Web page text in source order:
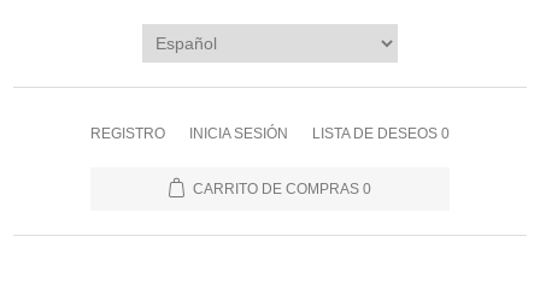
REGISTRO INICIA SESIÓN LISTA DE DESEOS 0
CARRITO DE COMPRAS 0